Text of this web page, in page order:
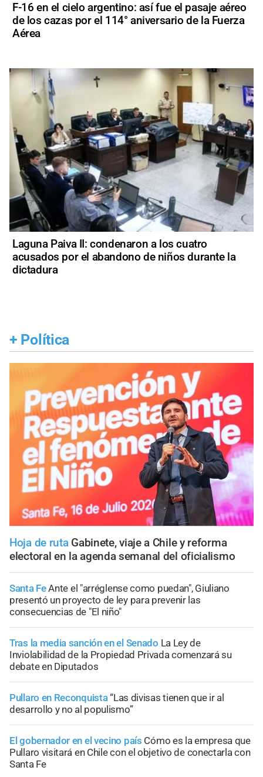
F-16 en el cielo argentino: así fue el pasaje aéreo
de los cazas por el 114° aniversario de la Fuerza
Aérea
Laguna Paiva II: condenaron a los cuatro
acusados por el abandono de niños durante la
dictadura
+ Política
Hoja de ruta Gabinete, viaje a Chile y reforma
electoral en la agenda semanal del oficialismo
Santa FeAnte el "arréglense como puedan", Giuliano
presentó un proyecto de ley para prevenir las
consecuencias de "El niño"
Tras la media sanción en el Senado La Ley de
Inviolabilidad de la Propiedad Privada comenzará su
debate en Diputados
Pullaro en Reconquista“Las divisas tienen que ir al
desarrollo y no al populismo”
El gobernador en el vecino país Cómo es la empresa que
Pullaro visitará en Chile con el objetivo de conectarla con
Santa Fe